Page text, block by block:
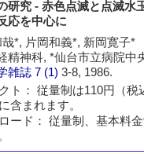
研究 - 赤色点滅と点滅水
応を中心に
*, 片岡和義*, 新岡寛子*
精神科, *仙台市立病院中
雑誌 7 (1)3-8, 1986.
ト： 従量制は110円（税
含まれます。
ード： 従量制、基本料